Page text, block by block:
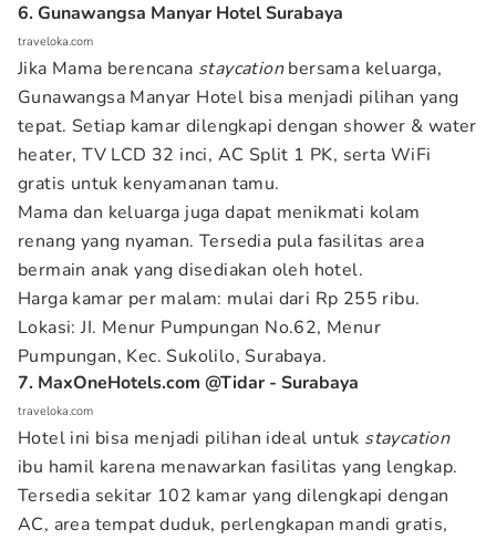
6. Gunawangsa Manyar Hotel Surabaya
traveloka.com
Jika Mama berencana staycationbersama keluarga,
Gunawangsa Manyar Hotel bisa menjadi pilihan yang
tepat. Setiap kamar dilengkapi dengan shower & water
heater, TV LCD 32 inci, AC Split 1 PK, serta WiFi
gratis untuk kenyamanan tamu.
Mama dan keluarga juga dapat menikmati kolam
renang yang nyaman. Tersedia pula fasilitas area
bermain anak yang disediakan oleh hotel.
Harga kamar per malam: mulai dari Rp 255 ribu.
Lokasi: JI. Menur Pumpungan No.62, Menur
Pumpungan, Kec. Sukolilo, Surabaya.
7. MaxOneHotels.com @Tidar - Surabaya
traveloka.com
Hotel ini bisa menjadi pilihan ideal untuk staycation
ibu hamil karena menawarkan fasilitas yang lengkap.
Tersedia sekitar 102 kamar yang dilengkapi dengan
AC, area tempat duduk, perlengkapan mandi gratis,